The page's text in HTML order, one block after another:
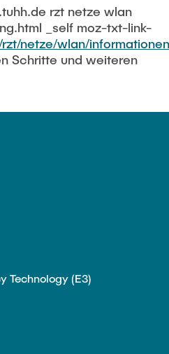
rzt netze wlan
_self moz-txt-link-
netze/wlan/
Schritte und weiteren
Technology (E3)